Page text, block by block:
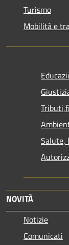
Turismo
Mobilità e
Salute,
NOVITÀ
Notizie
Comunicati